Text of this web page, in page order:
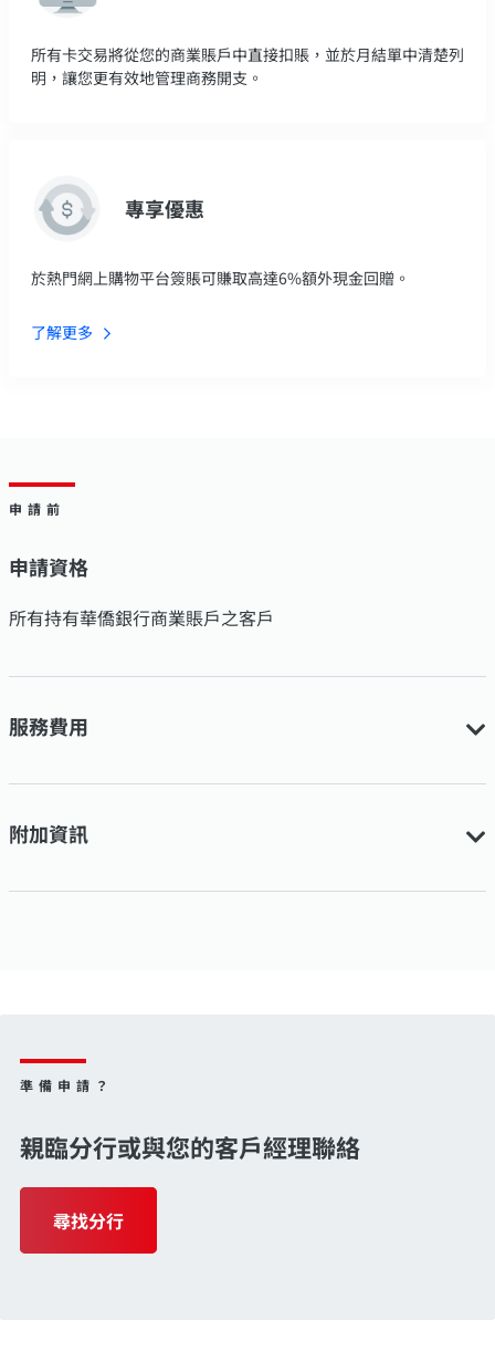
所有卡交易將從您的商業賬戶中直接扣賬，並於月結單中清楚列
明，讓您更有效地管理商務開支。
專享優惠
於熱門網上購物平台簽賬可賺取高達6%額外現金回贈。
了解更多
申請前
申請資格
所有持有華僑銀行商業賬戶之客戶
服務費用
附加資訊
準備申請？
親臨分行或與您的客戶經理聯絡
尋找分行